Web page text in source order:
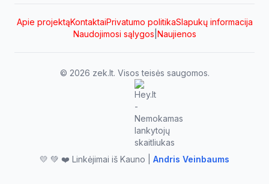
Apie projektąKontaktaiPrivatumo politikaSlapukų informacija
Naudojimosi sąlygos Naujienos
© 2026 zek.lt. Visos teisės saugomos.
💛 💚 ❤️ Linkėjimai iš Kauno | Andris Veinbaums